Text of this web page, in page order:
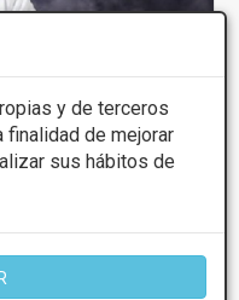
y de terceros
finalidad de mejorar
sus hábitos de